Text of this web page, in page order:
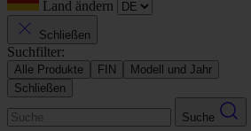
Land ändern
Schließen
Suchfilter:
Alle Produkte FIN
Modell und Jahr
Schließen
Suche